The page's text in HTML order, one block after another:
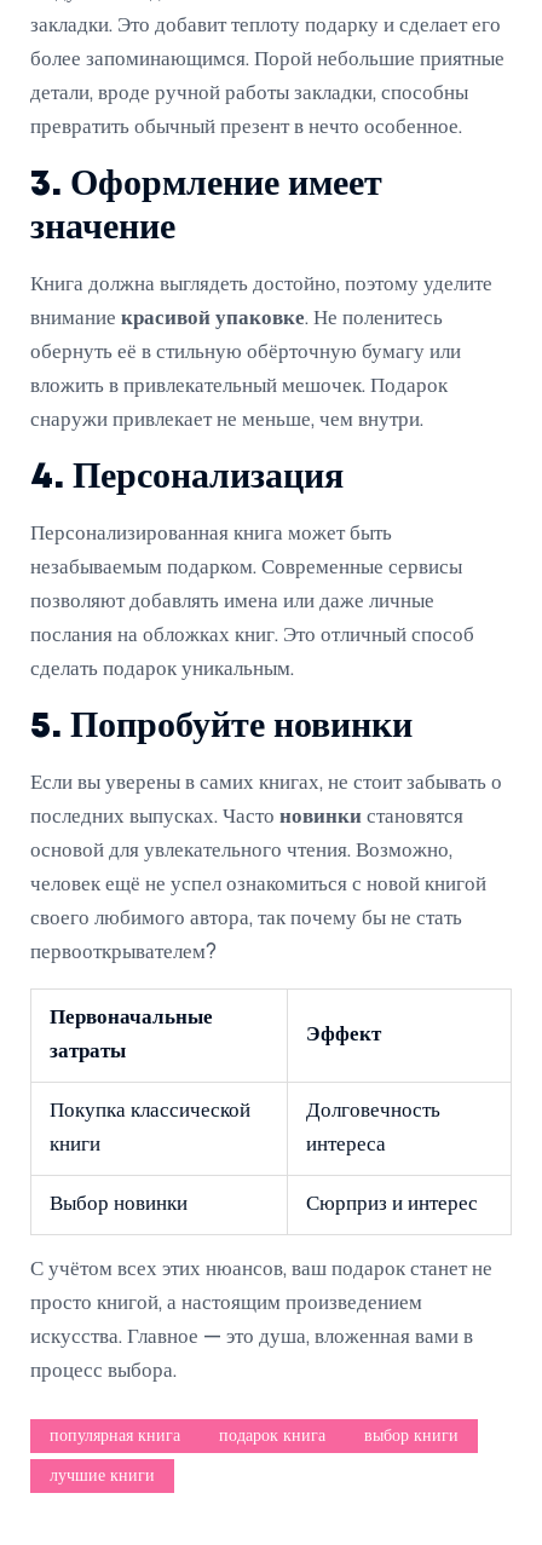
закладки. Это добавит теплоту подарку и сделает его
более запоминающимся. Порой небольшие приятные
детали, вроде ручной работы закладки, способны
превратить обычный презент в нечто особенное.
3. Оформление имеет
значение
Книга должна выглядеть достойно, поэтому уделите
внимание красивой упаковке. Не поленитесь
обернуть её в стильную обёрточную бумагу или
вложить в привлекательный мешочек. Подарок
снаружи привлекает не меньше, чем внутри.
4. Персонализация
Персонализированная книга может быть
незабываемым подарком. Современные сервисы
позволяют добавлять имена или даже личные
послания на обложках книг. Это отличный способ
сделать подарок уникальным.
5. Попробуйте новинки
Если вы уверены в самих книгах, не стоит забывать о
последних выпусках. Часто новинки становятся
основой для увлекательного чтения. Возможно,
человек ещё не успел ознакомиться с новой книгой
своего любимого автора, так почему бы не стать
первооткрывателем?
Первоначальные
затраты
Эффект
Покупка классической
книги
Долговечность
интереса
Выбор новинки Сюрприз и интерес
С учётом всех этих нюансов, ваш подарок станет не
просто книгой, а настоящим произведением
искусства. Главное — это душа, вложенная вами в
процесс выбора.
популярная книга подарок книга выбор книги
лучшие книги